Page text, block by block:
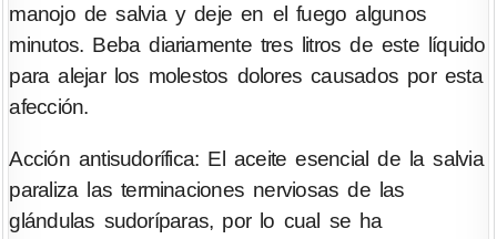
manojo de salvia y deje en el fuego algunos
minutos. Beba diariamente tres litros de este líquido
para alejar los molestos dolores causados por esta
afección.
Acción antisudorífica: El aceite esencial de la salvia
paraliza las terminaciones nerviosas de las
glándulas sudoríparas, por lo cual se ha